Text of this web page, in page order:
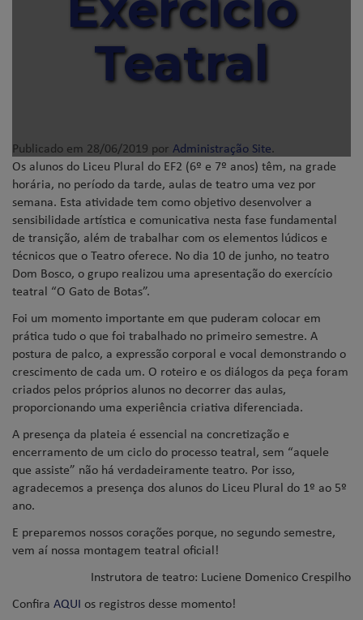
Teatral
Publicado em 28/06/2019 por Administração Site.
Os alunos do Liceu Plural do EF2 (6º e 7º anos) têm, na grade
horária, no período da tarde, aulas de teatro uma vez por
semana. Esta atividade tem como objetivo desenvolver a
sensibilidade artística e comunicativa nesta fase fundamental
de transição, além de trabalhar com os elementos lúdicos e
técnicos que o Teatro oferece. No dia 10 de junho, no teatro
Dom Bosco, o grupo realizou uma apresentação do exercício
teatral “O Gato de Botas”.
Foi um momento importante em que puderam colocar em
prática tudo o que foi trabalhado no primeiro semestre. A
postura de palco, a expressão corporal e vocal demonstrando o
crescimento de cada um. O roteiro e os diálogos da peça foram
criados pelos próprios alunos no decorrer das aulas,
proporcionando uma experiência criativa diferenciada.
A presença da plateia é essencial na concretização e
encerramento de um ciclo do processo teatral, sem “aquele
que assiste” não há verdadeiramente teatro. Por isso,
agradecemos a presença dos alunos do Liceu Plural do 1º ao 5º
ano.
E preparemos nossos corações porque, no segundo semestre,
vem aí nossa montagem teatral oficial!
Instrutora de teatro: Luciene Domenico Crespilho
Confira AQUI os registros desse momento!